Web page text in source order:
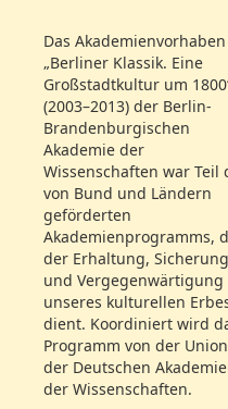
Dateiname:
Dateiname:
Dateiname:
Dateiname:
Hr.
Hr.
Das Akademienvorhaben
„Berliner Klassik. Eine
Großstadtkultur um
(2003–2013) der Berlin-
Brandenburgischen
Akademie der
Wissenschaften war Teil
von Bund und Ländern
geförderten
Akademienprogramms,
der Erhaltung, Sicherung
und Vergegenwärtigung
unseres kulturellen
dient. Koordiniert wird
Programm von der Union
der Deutschen
der Wissenschaften.